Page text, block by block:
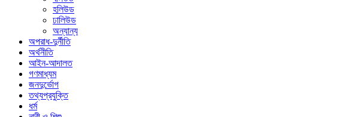
হলিউড
ঢালিউড
অন্যান্য
অপরাধ-দুর্নীতি
অর্থনীতি
আইন-আদালত
গণমাধ্যম
জনদুর্ভোগ
তথ্যপ্রযুক্তি
ধর্ম